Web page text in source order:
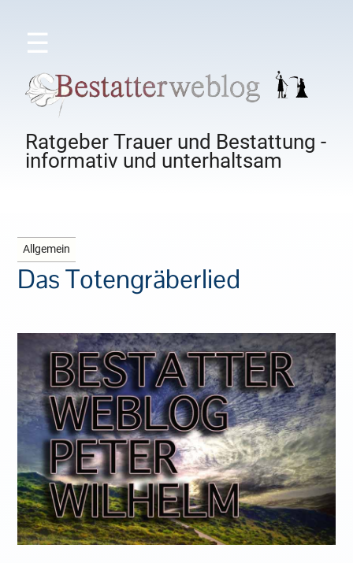
☰
Ratgeber Trauer und Bestattung -
informativ und unterhaltsam
Allgemein
Das Totengräberlied